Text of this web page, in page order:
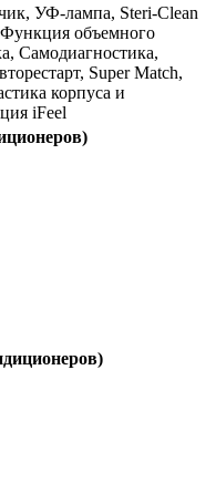
УФ-лампа, Steri-Clean
объемного
Самодиагностика,
Super Match,
корпуса и
iFeel